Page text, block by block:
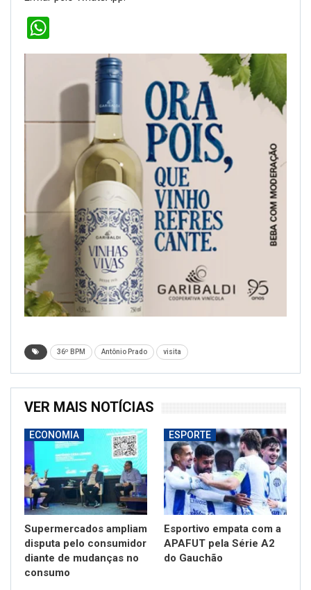
36º BPM Antônio Prado visita
VER MAIS NOTÍCIAS
ECONOMIA
Supermercados ampliam
disputa pelo consumidor
diante de mudanças no
consumo
ESPORTE
Esportivo empata com a
APAFUT pela Série A2
do Gauchão